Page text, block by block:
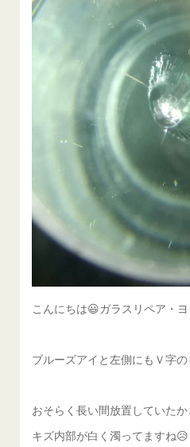
こんにちは😃ガラスリペア・
ブルーズアイと左側にもＶ字
おそらく長い間放置していた
キズ内部が白く濁ってますね😥